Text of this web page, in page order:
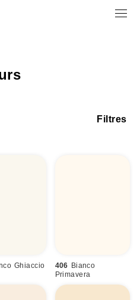
Filtres
Ghiaccio 406 Bianco
Primavera